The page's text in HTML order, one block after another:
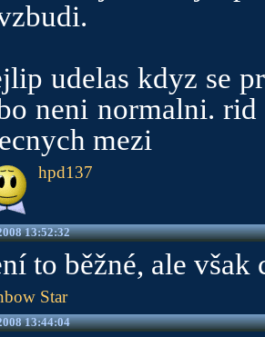
udelas kdyz se
neni normalni. rid
mezi
hpd137
13:52:32
to běžné, ale však
Star
13:44:04